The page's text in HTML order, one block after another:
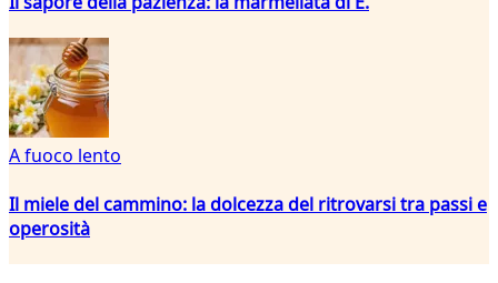
A fuoco lento
Il miele del cammino: la dolcezza del ritrovarsi tra passi e
operosità